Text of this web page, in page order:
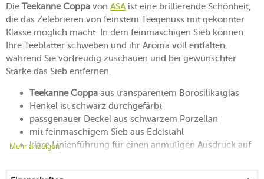
Die Teekanne Coppa von ASAist eine brillierende Schönheit,
die das Zelebrieren von feinstem Teegenuss mit gekonnter
Klasse möglich macht. In dem feinmaschigen Sieb können
Ihre Teeblätter schweben und ihr Aroma voll entfalten,
während Sie vorfreudig zuschauen und bei gewünschter
Stärke das Sieb entfernen.
Teekanne Coppa aus transparentem Borosilikatglas
Henkel ist schwarz durchgefärbt
passgenauer Deckel aus schwarzem Porzellan
mit feinmaschigem Sieb aus Edelstahl
klare Linienführung für einen anmutigen Ausdruck auf
Mehr anzeigen